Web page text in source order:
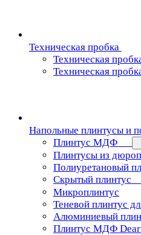
Техническая пробка
Техническая
Техническая
Напольные плинтусы и
Плинтус МДФ
Плинтусы из
Полиуретановый
Скрытый плинтус
Микроплинтус
Теневой плинтус
Алюминиевый
Плинтус МДФ